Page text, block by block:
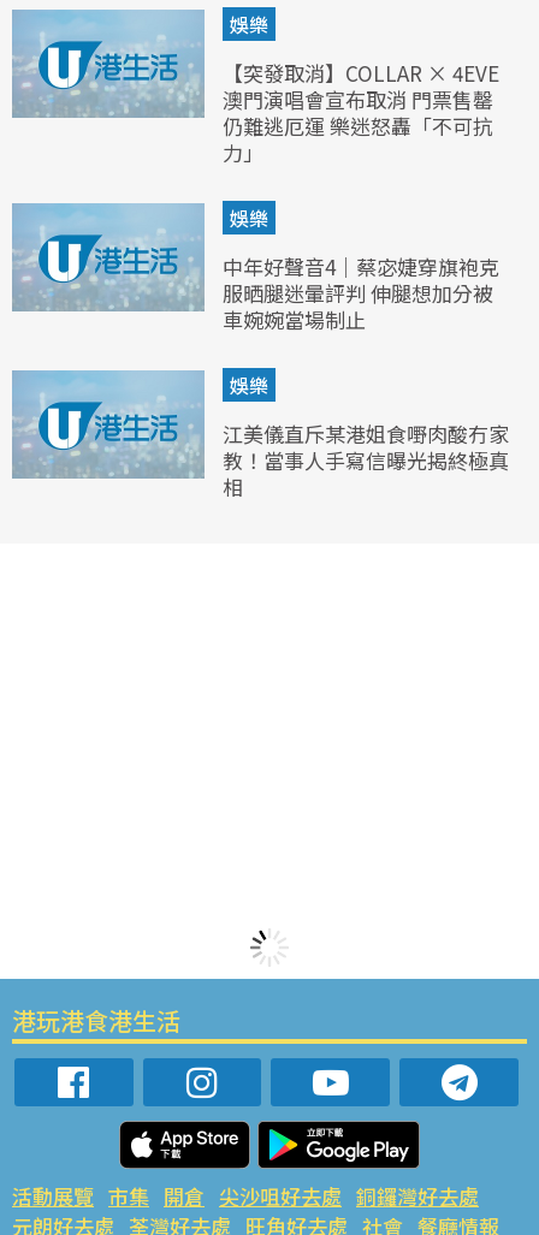
娛樂
【突發取消】COLLAR × 4EVE
澳門演唱會宣布取消 門票售罄
仍難逃厄運 樂迷怒轟「不可抗
力」
娛樂
中年好聲音4｜蔡宓婕穿旗袍克
服晒腿迷暈評判 伸腿想加分被
車婉婉當場制止
娛樂
江美儀直斥某港姐食嘢肉酸冇家
教！當事人手寫信曝光揭終極真
相
港玩港食港生活
活動展覽 市集 開倉 尖沙咀好去處 銅鑼灣好去處
元朗好去處 荃灣好去處 旺角好去處 社會 餐廳情報